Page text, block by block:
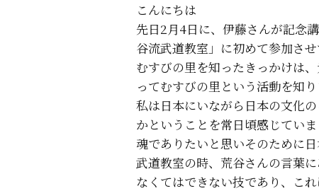
こんにちは
先日2月4日に、伊藤さんが記念
谷流武道教室」に初めて参加さ
むすびの里を知ったきっかけは
ってむすびの里という活動を知り
私は日本にいながら日本の文化
かということを常日頃感じてい
魂でありたいと思いそのために
武道教室の時、荒谷さんの言葉
なくてはできない技であり、こ